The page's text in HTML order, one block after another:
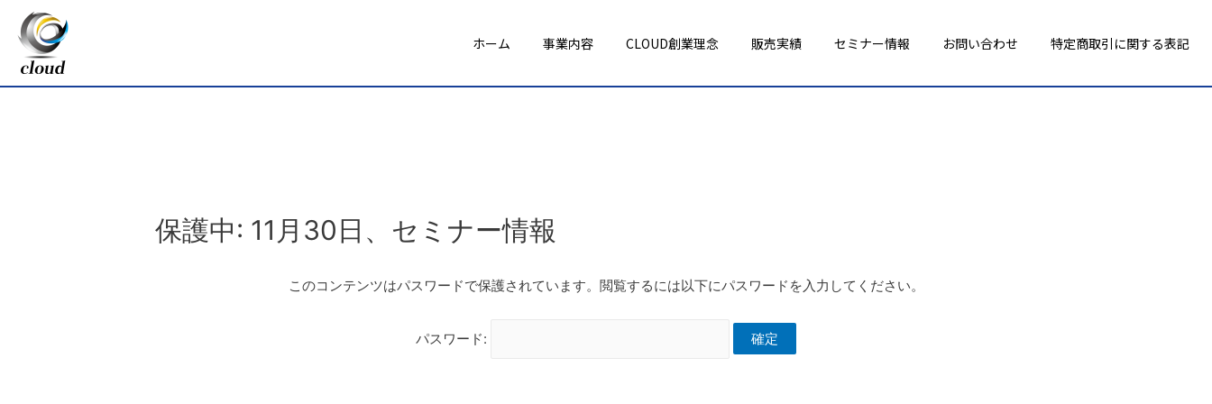
ホーム 事業内容 CLOUD創業理念 販売実績 セミナー情報 お問い合わせ 特定商取引に関する表記
保護中: 11月30日、セミナー情報
このコンテンツはパスワードで保護されています。閲覧するには以下にパスワードを入力してください。
パスワード: